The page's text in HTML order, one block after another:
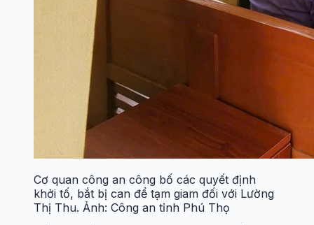
Cơ quan công an công bố các quyết định
khởi tố, bắt bị can để tạm giam đối với Lường
Thị Thu. Ảnh: Công an tỉnh Phú Thọ